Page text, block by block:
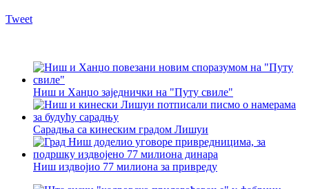
Tweet
Ниш и Ханџо заједнички на "Путу свиле"
Сарадња са кинеским градом Лишуи
Ниш издвојио 77 милиона за привреду